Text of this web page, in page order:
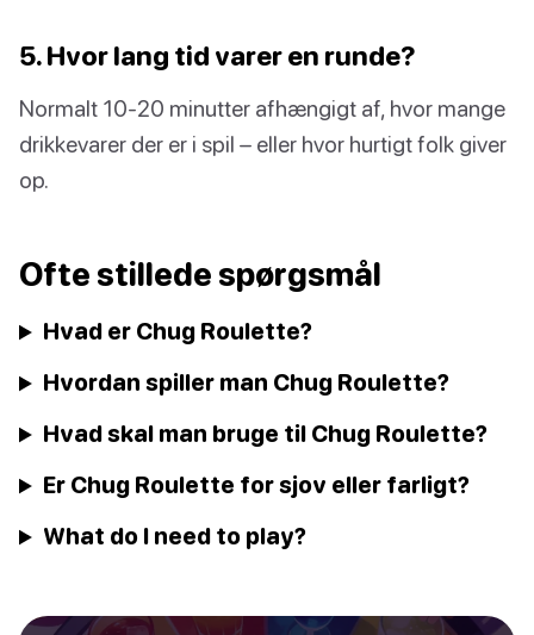
5. Hvor lang tid varer en runde?
Normalt 10-20 minutter afhængigt af, hvor mange
drikkevarer der er i spil – eller hvor hurtigt folk giver
op.
Ofte stillede spørgsmål
Hvad er Chug Roulette?
Hvordan spiller man Chug Roulette?
Hvad skal man bruge til Chug Roulette?
Er Chug Roulette for sjov eller farligt?
What do I need to play?